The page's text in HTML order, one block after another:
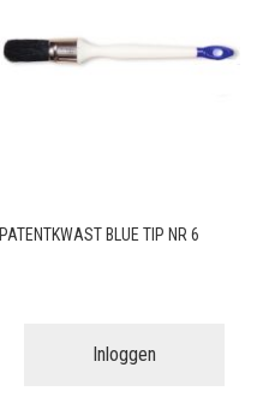
PATENTKWAST BLUE TIP NR 6
Inloggen